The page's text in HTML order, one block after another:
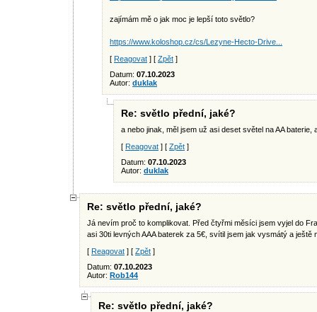
zajímám mě o jak moc je lepší toto světlo?
https://www.koloshop.cz/cs/Lezyne-Hecto-Drive...
[ Reagovat ] [ Zpět ]
Datum: 07.10.2023
Autor: duklak
Re: světlo přední, jaké?
a nebo jinak, měl jsem už asi deset světel na AA
[ Reagovat ] [ Zpět ]
Datum: 07.10.2023
Autor: duklak
Re: světlo přední, jaké?
Já nevím proč to komplikovat. Před čtyřmi měsíci jsem vyjel do
asi 30ti levných AAA baterek za 5€, svítil jsem jak vysmátý a ještě
[ Reagovat ] [ Zpět ]
Datum: 07.10.2023
Autor: Rob144
Re: světlo přední, jaké?